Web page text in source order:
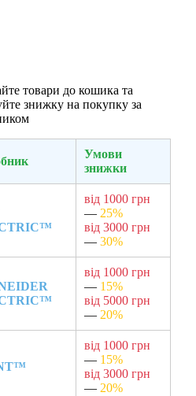
товари до кошика та
знижку на покупку за
Умови
знижки
від 1000 грн
— 25%
від 3000 грн
— 30%
від 1000 грн
— 15%
від 5000 грн
— 20%
від 1000 грн
— 15%
від 3000 грн
— 20%